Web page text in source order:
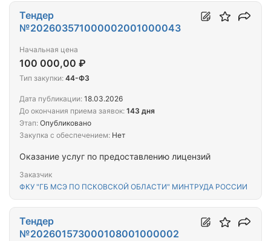
Оказание услуг по предоставлению лицензий
Заказчик
ФКУ "ГБ МСЭ ПО ПСКОВСКОЙ ОБЛАСТИ" МИНТРУДА РОССИИ
Тендер
№202603571000002001000043
Начальная цена
100 000,00 ₽
Тип закупки: 44-ФЗ
Дата публикации: 18.03.2026
До окончания приема заявок: 143 дня
Этап: Опубликовано
Закупка с обеспечением: Нет
Тендер
№202601573000108001000002